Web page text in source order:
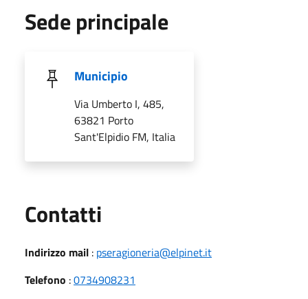
Sede principale
Municipio
Via Umberto I, 485,
63821 Porto
Sant'Elpidio FM, Italia
Contatti
Indirizzo mail : pseragioneria@elpinet.it
Telefono :0734908231